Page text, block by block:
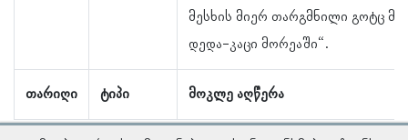
თარიღი ტიპი მოკლე აღწერა
მესხის მიერ თარგმნილი გოტც
დედა-კაცი მორეაში“.